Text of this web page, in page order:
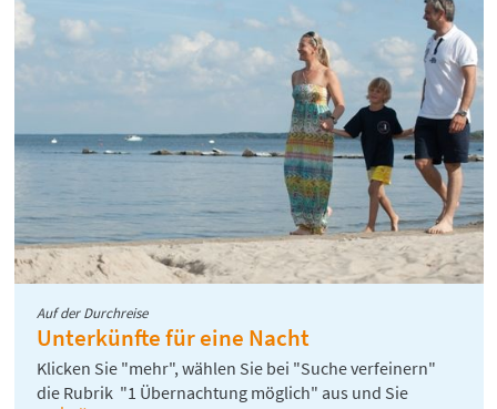
Auf der Durchreise
Unterkünfte für eine Nacht
Klicken Sie "mehr", wählen Sie bei "Suche verfeinern"
die Rubrik "1 Übernachtung möglich" aus und Sie